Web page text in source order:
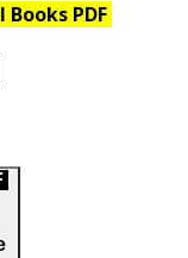
Books PDF